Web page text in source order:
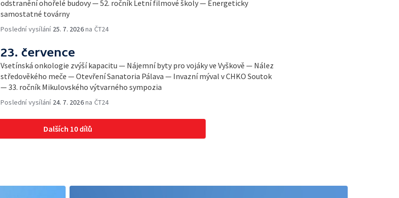
odstranění ohořelé budovy — 52. ročník Letní filmové školy — Energeticky
samostatné továrny
Poslední vysílání 25. 7. 2026na ČT24
23. července
Vsetínská onkologie zvýší kapacitu — Nájemní byty pro vojáky ve Vyškově — Nález
středověkého meče — Otevření Sanatoria Pálava — Invazní mýval v CHKO Soutok
— 33. ročník Mikulovského výtvarného sympozia
Poslední vysílání 24. 7. 2026na ČT24
Dalších 10 dílů